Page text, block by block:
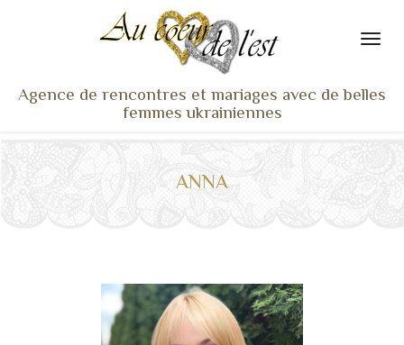
Agence de rencontres et mariages avec de belles
femmes ukrainiennes
NOS ADHÉRENTES
ACTUS
COACHING RENCONTRE
ANNA